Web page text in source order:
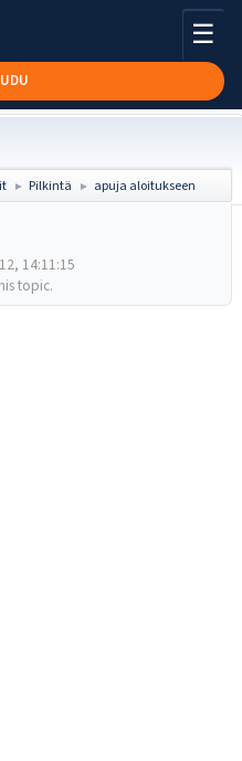
☰
► Pilkintä ► apuja aloitukseen
14:11:15
topic.